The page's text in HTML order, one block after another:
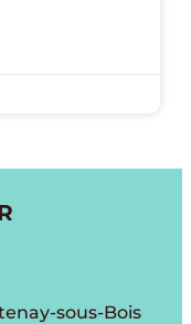
sous-Bois